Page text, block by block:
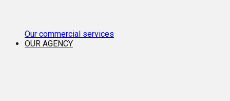
Our commercial services
OUR AGENCY